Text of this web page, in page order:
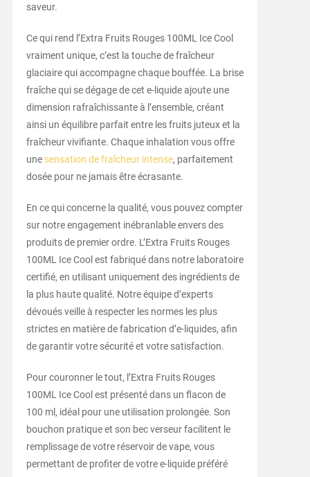
saveur.
Ce qui rend l’Extra Fruits Rouges 100ML Ice Cool
vraiment unique, c’est la touche de fraîcheur
glaciaire qui accompagne chaque bouffée. La brise
fraîche qui se dégage de cet e-liquide ajoute une
dimension rafraîchissante à l’ensemble, créant
ainsi un équilibre parfait entre les fruits juteux et la
fraîcheur vivifiante. Chaque inhalation vous offre
une sensation de fraîcheur intense, parfaitement
dosée pour ne jamais être écrasante.
En ce qui concerne la qualité, vous pouvez compter
sur notre engagement inébranlable envers des
produits de premier ordre. L’Extra Fruits Rouges
100ML Ice Cool est fabriqué dans notre laboratoire
certifié, en utilisant uniquement des ingrédients de
la plus haute qualité. Notre équipe d’experts
dévoués veille à respecter les normes les plus
strictes en matière de fabrication d’e-liquides, afin
de garantir votre sécurité et votre satisfaction.
Pour couronner le tout, l’Extra Fruits Rouges
100ML Ice Cool est présenté dans un flacon de
100 ml, idéal pour une utilisation prolongée. Son
bouchon pratique et son bec verseur facilitent le
remplissage de votre réservoir de vape, vous
permettant de profiter de votre e-liquide préféré